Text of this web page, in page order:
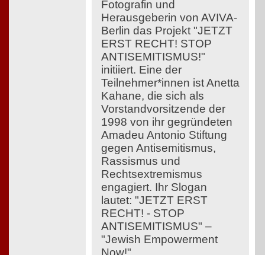
Fotografin und
Herausgeberin von AVIVA-
Berlin das Projekt "JETZT
ERST RECHT! STOP
ANTISEMITISMUS!"
initiiert. Eine der
Teilnehmer*innen ist Anetta
Kahane, die sich als
Vorstandvorsitzende der
1998 von ihr gegründeten
Amadeu Antonio Stiftung
gegen Antisemitismus,
Rassismus und
Rechtsextremismus
engagiert. Ihr Slogan
lautet: "JETZT ERST
RECHT! - STOP
ANTISEMITISMUS" –
"Jewish Empowerment
Now!"